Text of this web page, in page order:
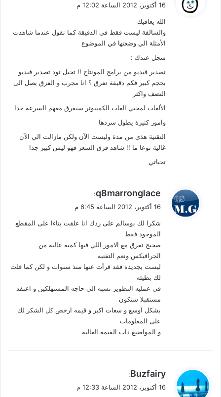
ل
16 أكتوبر، 2012 الساعة 12:02 م
الله يعافيك
والسالفة ليست فقط في الدقيقة كما تقول عندما شاهدت
الأمثلة الي وضعتها في الموضوع
سجل عندك :
تصدير فيديو من برامج المونتاج !! تخيل تود تصدير فيديو
بحجم كبير فكم دقيقة تفرق ؟ انا مجرب و الفرق يصل الى
النصف واكثر
الألعاب لمحبي العاب الكمبيوتر سيفرق معهم السرعة جدا
وامور كثيرة يطول سردها
التقنية هذي من مدة وليست الآن ولكن مازالت الي الآن
غالية نوعا ما !! شاهد فرق السعر فهو ليس كبير جدا
تحياتي
ي
ل
q8marronglace
:
16 أكتوبر، 2012 الساعة 6:45 م
شكرا لك بوسالم على ردك انا علقت بناءا على المقطع
الموجود فقط
صحيح تفرق مع الامور اللي فيها كميه عاليه من
الجرافيكس ونعم التقنيه
ليست بجديده فقد قرأت عنها منذ سنوات و لكن كما قلت
لك بطيئه
في عمليه التطوير نسبه الى حاجه المستهلكين و اعتقد
مستقبلا ستكون
بشكل اوسع و سعات اكبر و قيمه ارخص كل الشكر لك
على المعلومات
و المواضيع ذات القيمه العالية
يBuzfairy
:
16 أكتوبر، 2012 الساعة 12:33 م